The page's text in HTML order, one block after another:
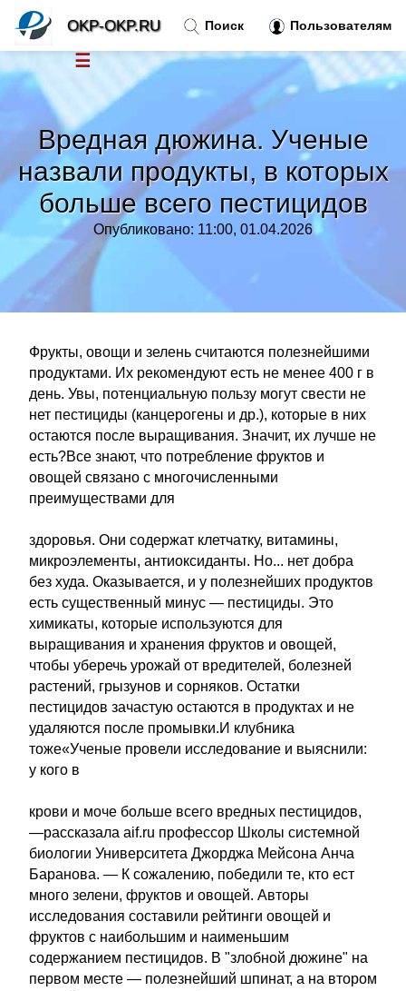
Вредная дюжина. Ученые
назвали продукты, в которых
больше всего пестицидов
Опубликовано: 11:00, 01.04.2026
Фрукты, овощи и зелень считаются полезнейшими
продуктами. Их рекомендуют есть не менее 400 г в
день. Увы, потенциальную пользу могут свести не
нет пестициды (канцерогены и др.), которые в них
остаются после выращивания. Значит, их лучше не
есть?Все знают, что потребление фруктов и
овощей связано с многочисленными
преимуществами для
здоровья. Они содержат клетчатку, витамины,
микроэлементы, антиоксиданты. Но... нет добра
без худа. Оказывается, и у полезнейших продуктов
есть существенный минус — пестициды. Это
химикаты, которые используются для
выращивания и хранения фруктов и овощей,
чтобы уберечь урожай от вредителей, болезней
растений, грызунов и сорняков. Остатки
пестицидов зачастую остаются в продуктах и не
удаляются после промывки.И клубника
тоже«Ученые провели исследование и выяснили:
у кого в
крови и моче больше всего вредных пестицидов,
—рассказала aif.ru профессор Школы системной
биологии Университета Джорджа Мейсона Анча
Баранова. — К сожалению, победили те, кто ест
много зелени, фруктов и овощей. Авторы
исследования составили рейтинги овощей и
фруктов с наибольшим и наименьшим
содержанием пестицидов. В "злобной дюжине" на
первом месте — полезнейший шпинат, а на втором
Поиск Пользователям
OKP-OKP.RU
☰
Новости
Тренды новостей »
Рубрики »
Правила »
Контакт»